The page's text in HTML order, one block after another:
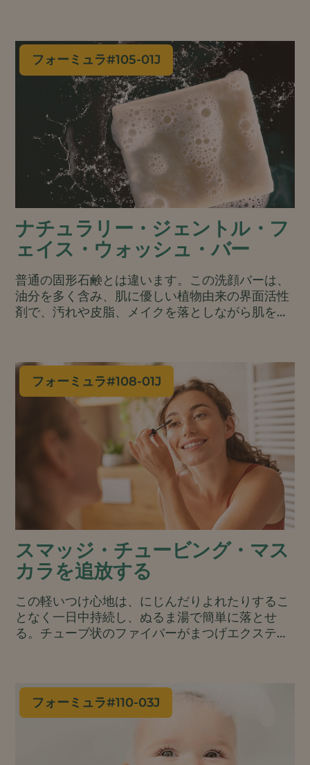
で、ヴィーガン、ウォーターレス、オールナチュ
ラル。.
フォーミュラ#105-01J
ナチュラリー・ジェントル・フ
ェイス・ウォッシュ・バー
普通の固形石鹸とは違います。この洗顔バーは、
油分を多く含み、肌に優しい植物由来の界面活性
剤で、汚れや皮脂、メイクを落としながら肌を保
で、消費者のトップトレンドに応えている。バー
タイプは旅行にも最適で、包装も最小限で済む。.
フォーミュラ#108-01J
スマッジ・チュービング・マス
カラを追放する
この軽いつけ心地は、にじんだりよれたりするこ
となく一日中持続し、ぬるま湯で簡単に落とせ
る。チューブ状のファイバーがまつげエクステン
フォーミュラ#110-03J